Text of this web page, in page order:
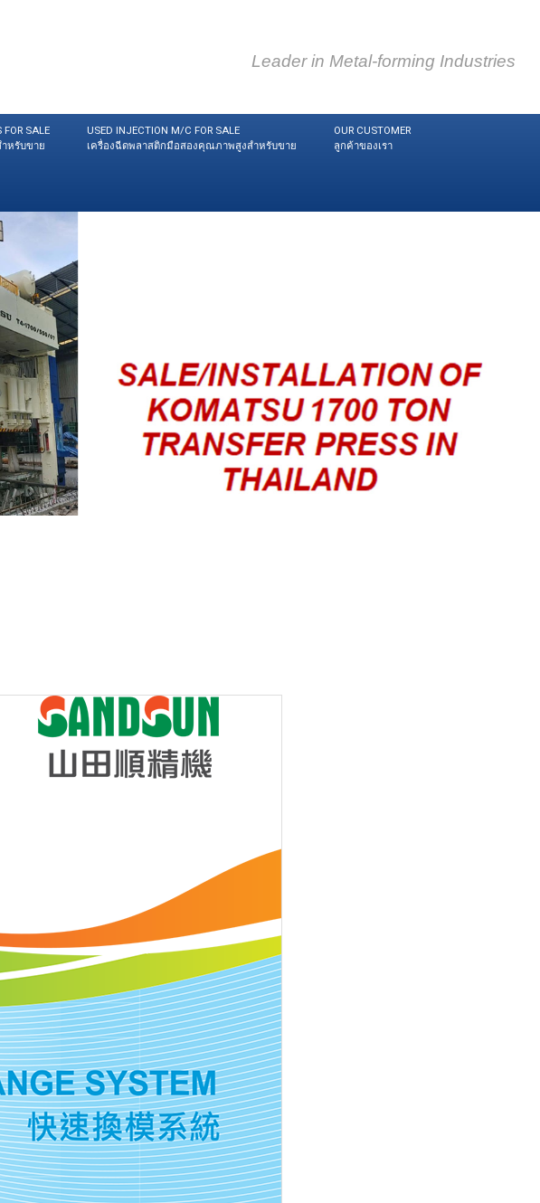
Leader in Metal-forming Industries
FOR SALE
หรับขาย
USED INJECTION M/C FOR SALE
เครื่องฉีดพลาสติกมือสองคุณภาพสูงสำหรับขาย
OUR CUSTOMER
ลูกค้าของเรา